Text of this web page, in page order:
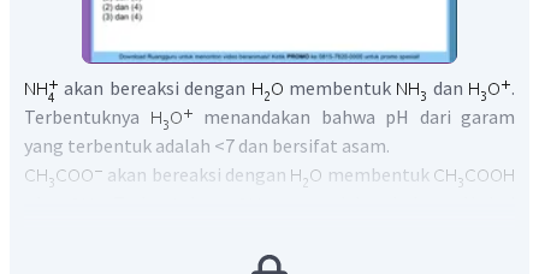
akan bereaksi dengan membentuk dan
.
Terbentuknya
menandakan bahwa pH dari garam
yang terbentuk adalah <7 dan bersifat asam.
akan bereaksi dengan
membentuk
Jadi, pasangan data garam yang mengalami hidrolisis